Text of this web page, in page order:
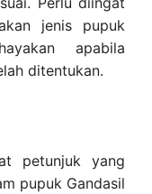
jenis pupuk
apabila
ditentukan.
petunjuk yang
pupuk Gandasil